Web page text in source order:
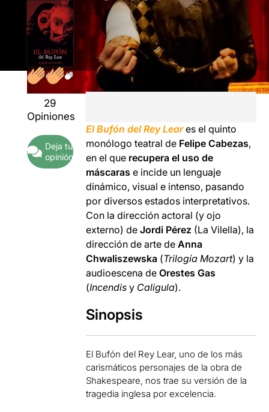
29
Opiniones
Deja tu
opinión
El Bufón del Rey Leares el quinto
monólogo teatral de Felipe Cabezas,
en el que recupera el uso de
máscaras e incide un lenguaje
dinámico, visual e intenso, pasando
por diversos estados interpretativos.
Con la dirección actoral (y ojo
externo) deJordi Pérez (La Vilella), la
dirección de arte deAnna
Chwaliszewska (Trilogía Mozart) y la
audioescena deOrestes Gas
(Incendis y Caligula).
Sinopsis
El Bufón del Rey Lear, uno de los más
carismáticos personajes de la obra de
Shakespeare, nos trae su versión de la
tragedia inglesa por excelencia.